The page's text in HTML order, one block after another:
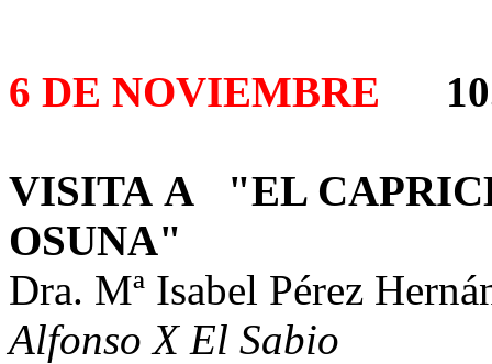
6 DE NOVIEMBRE
VISITA A "EL
OSUNA"
Dra. Mª Isabel Pérez
Alfonso X El Sabio